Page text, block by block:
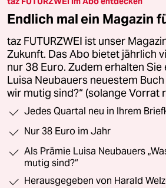
Endlich mal ein Magazin
taz FUTURZWEI ist unser
Zukunft. Das Abo bietet jährlich
nur 38 Euro. Zudem erhalten Sie
Luisa Neubauers neuestem Buch
wir mutig sind?“ (solange Vorrat
Jedes Quartal neu in Ihrem
Nur 38 Euro im Jahr
Als Prämie Luisa Neubauers
mutig sind?“
Herausgegeben von Harald